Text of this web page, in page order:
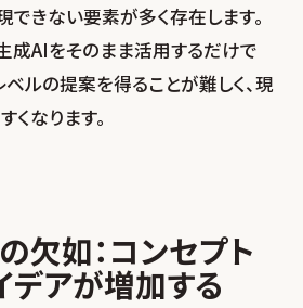
できない要素が多く存在します。
成AIをそのまま活用するだけで
ベルの提案を得ることが難しく、現
なります。
欠如：コンセプト
デアが増加する